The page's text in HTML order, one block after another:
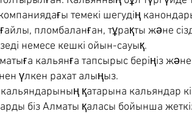
темекі шегудің
пломбаланған, тұрақты және
немесе кешкі ойын-сауық.
кальянға тапсырыс беріңіз
үлкен рахат алыңыз.
қатарына кальяндар
біз Алматы қаласы бойынша